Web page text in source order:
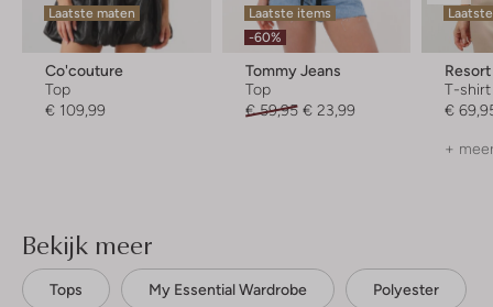
Laatste maten
Co'couture
Top
€ 109,99
Laatste items
-60%
Tommy Jeans
Top
€ 59,95 € 23,99
T-shirt
€
+
Bekijk meer
Tops My Essential Wardrobe Polyester